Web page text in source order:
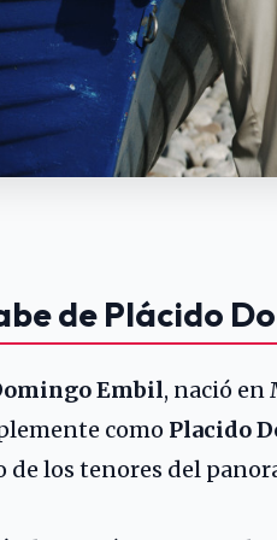
de Plácido
Embil, nació en
como Placido
de los tenores del